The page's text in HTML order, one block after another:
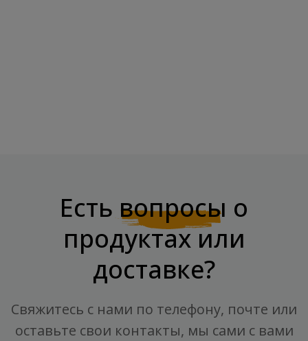
Есть вопросы о
продуктах или
доставке?
Свяжитесь с нами по телефону, почте или
оставьте свои контакты, мы сами с вами